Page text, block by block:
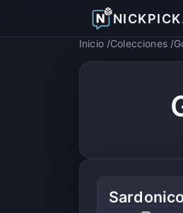
Inicio Colecciones
Sardonico